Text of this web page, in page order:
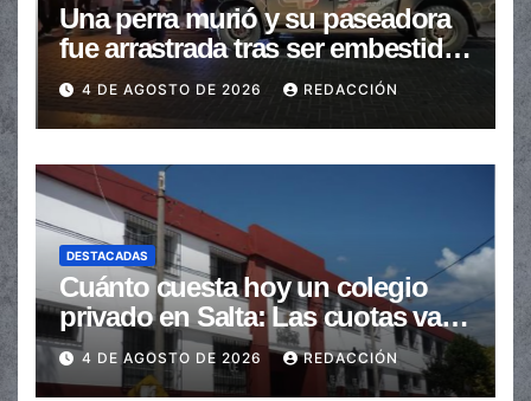
Una perra murió y su paseadora
fue arrastrada tras ser embestidas
en la senda peatonal
4 DE AGOSTO DE 2026 REDACCIÓN
DESTACADAS
Cuánto cuesta hoy un colegio
privado en Salta: Las cuotas van
de $110.000 a más de $600.000
4 DE AGOSTO DE 2026 REDACCIÓN